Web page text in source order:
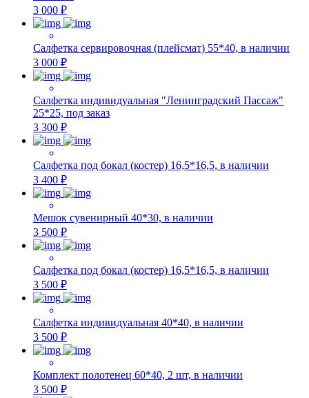
3 000 ₽
Салфетка сервировочная (плейсмат) 55*40, в наличии
3 000 ₽
Салфетка индивидуальная "Ленинградский Пассаж"
25*25, под заказ
3 300 ₽
Салфетка под бокал (костер) 16,5*16,5, в наличии
3 400 ₽
Мешок сувенирный 40*30, в наличии
3 500 ₽
Салфетка под бокал (костер) 16,5*16,5, в наличии
3 500 ₽
Салфетка индивидуальная 40*40, в наличии
3 500 ₽
Комплект полотенец 60*40, 2 шт, в наличии
3 500 ₽